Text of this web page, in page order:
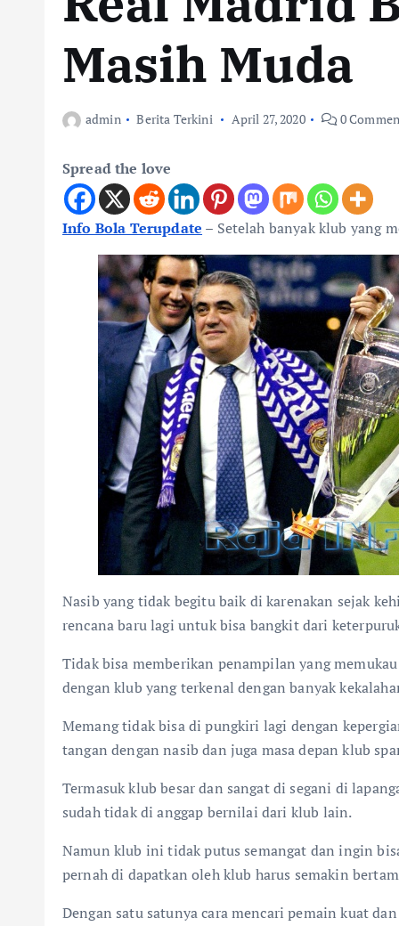
Masih Muda
admin Berita Terkini April 27, 2020 0
Spread the love
Info Bola Terupdate – Setelah banyak klub yang
Nasib yang tidak begitu baik di karenakan sejak
rencana baru lagi untuk bisa bangkit dari
Tidak bisa memberikan penampilan yang
dengan klub yang terkenal dengan banyak
Memang tidak bisa di pungkiri lagi dengan
tangan dengan nasib dan juga masa depan klub
Termasuk klub besar dan sangat di segani di
sudah tidak di anggap bernilai dari klub lain.
Namun klub ini tidak putus semangat dan ingin
pernah di dapatkan oleh klub harus semakin
Dengan satu satunya cara mencari pemain kuat